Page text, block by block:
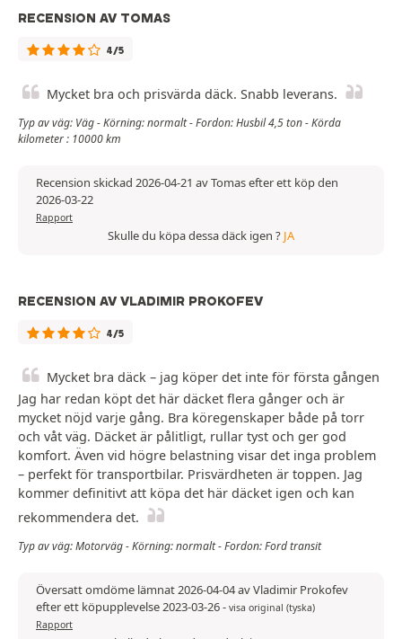
RECENSION AV TOMAS
4/5
Mycket bra och prisvärda däck. Snabb leverans.
Typ av väg: Väg - Körning: normalt - Fordon: Husbil 4,5 ton - Körda
kilometer : 10000 km
Recension skickad 2026-04-21 av Tomas efter ett köp den
2026-03-22
Rapport
Skulle du köpa dessa däck igen ? JA
RECENSION AV VLADIMIR PROKOFEV
4/5
Mycket bra däck – jag köper det inte för första gången
Jag har redan köpt det här däcket flera gånger och är
mycket nöjd varje gång. Bra köregenskaper både på torr
och våt väg. Däcket är pålitligt, rullar tyst och ger god
komfort. Även vid högre belastning visar det inga problem
– perfekt för transportbilar. Prisvärdheten är toppen. Jag
kommer definitivt att köpa det här däcket igen och kan
rekommendera det.
Typ av väg: Motorväg - Körning: normalt - Fordon: Ford transit
Översatt omdöme lämnat 2026-04-04 av Vladimir Prokofev
efter ett köpupplevelse 2023-03-26- visa original (tyska)
Rapport